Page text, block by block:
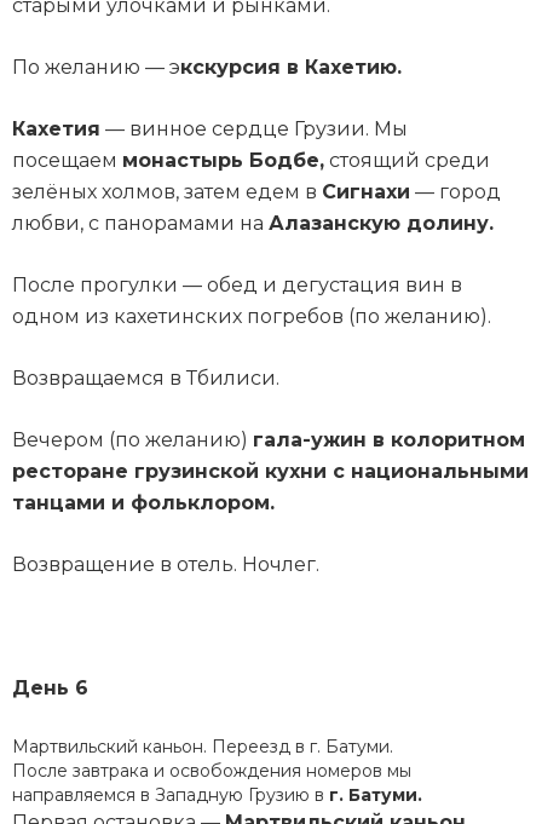
старыми улочками и рынками.
По желанию — экскурсия в Кахетию.
Кахетия — винное сердце Грузии. Мы
посещаем монастырь Бодбе, стоящий среди
зелёных холмов, затем едем в Сигнахи — город
любви, с панорамами на Алазанскую долину.
После прогулки — обед и дегустация вин в
одном из кахетинских погребов (по желанию).
Возвращаемся в Тбилиси.
Вечером (по желанию) гала-ужин в колоритном
ресторане грузинской кухни с национальными
танцами и фольклором.
Возвращение в отель. Ночлег.
День 6
Мартвильский каньон. Переезд в г. Батуми.
После завтрака и освобождения номеров мы
направляемся в Западную Грузию в г. Батуми.